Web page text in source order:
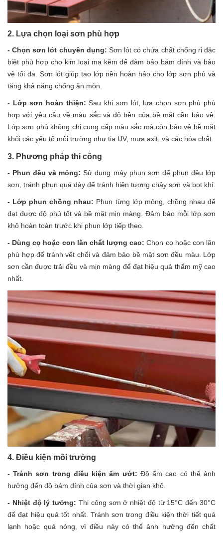
2. Lựa chọn loại sơn phù hợp
- Chọn sơn lót chuyên dụng: Sơn lót có chứa chất chống rỉ đặc
biệt phù hợp cho kim loại mạ kẽm để đảm bảo bám dính và bảo
vệ tối đa. Sơn lót giúp tạo lớp nền hoàn hảo cho lớp sơn phủ và
tăng khả năng chống ăn mòn.
- Lớp sơn hoàn thiện: Sau khi sơn lót, lựa chọn sơn phủ phù
hợp với yêu cầu về màu sắc và độ bền của bề mặt cần bảo vệ.
Lớp sơn phủ không chỉ cung cấp màu sắc mà còn bảo vệ bề mặt
khỏi các yếu tố môi trường như tia UV, mưa axit, và các hóa chất.
3. Phương pháp thi công
- Phun đều và mỏng: Sử dụng máy phun sơn để phun đều lớp
sơn, tránh phun quá dày để tránh hiện tượng chảy sơn và bọt khí.
- Lớp phun chồng nhau: Phun từng lớp mỏng, chồng nhau để
đạt được độ phủ tốt và bề mặt mịn màng. Đảm bảo mỗi lớp sơn
khô hoàn toàn trước khi phun lớp tiếp theo.
- Dùng cọ hoặc con lăn chất lượng cao: Chọn cọ hoặc con lăn
phù hợp để tránh vết chổi và đảm bảo bề mặt sơn đều màu. Lớp
sơn cần được trải đều và mịn màng để đạt hiệu quả thẩm mỹ cao
nhất.
4. Điều kiện môi trường
- Tránh sơn trong điều kiện ẩm ướt: Độ ẩm cao có thể ảnh
hưởng đến độ bám dính của sơn và thời gian khô.
- Nhiệt độ lý tưởng: Thi công sơn ở nhiệt độ từ 15°C đến 30°C
để đạt hiệu quả tốt nhất. Tránh sơn trong điều kiện thời tiết quá
lạnh hoặc quá nóng, vì điều này có thể ảnh hưởng đến chất